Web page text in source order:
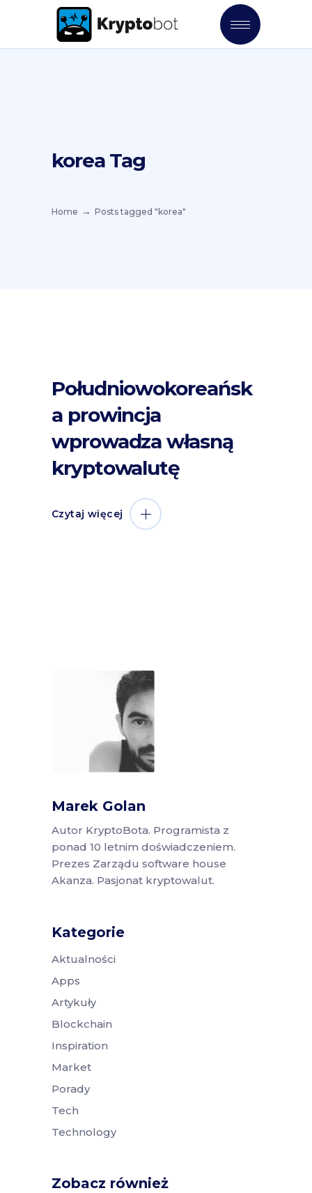
korea Tag
Home Posts tagged "korea"
Południowokoreańsk
a prowincja
wprowadza własną
kryptowalutę
Czytaj więcej
Marek Golan
Autor KryptoBota. Programista z
ponad 10 letnim doświadczeniem.
Prezes Zarządu software house
Akanza. Pasjonat kryptowalut.
Kategorie
Aktualności
Apps
Artykuły
Blockchain
Inspiration
Market
Porady
Tech
Technology
Zobacz również